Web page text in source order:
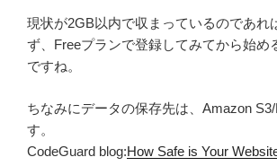
現状が2GB以内で収まっているのであれ
ず、Freeプランで登録してみてから始め
ですね。
ちなみにデータの保存先は、Amazon
す。
CodeGuard blog:How Safe is Your